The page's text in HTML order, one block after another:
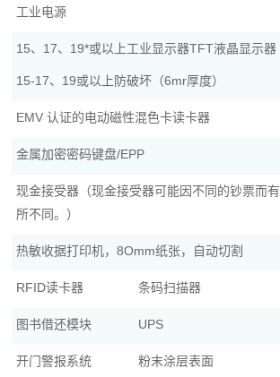
工业电源
15、17、19*或以上工业显示器TFT液晶显示器
15-17、19或以上防破坏（6mr厚度）
EMV 认证的电动磁性混色卡读卡器
金属加密密码键盘/EPP
现金接受器（现金接受器可能因不同的钞票而有
所不同。）
热敏收据打印机，8Omm纸张，自动切割
RFID读卡器 条码扫描器
图书借还模块 UPS
开门警报系统 粉末涂层表面